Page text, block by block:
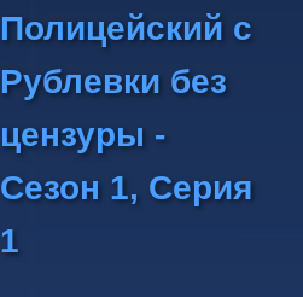
Полицейский с
Рублевки без
цензуры -
Сезон 1, Серия
1